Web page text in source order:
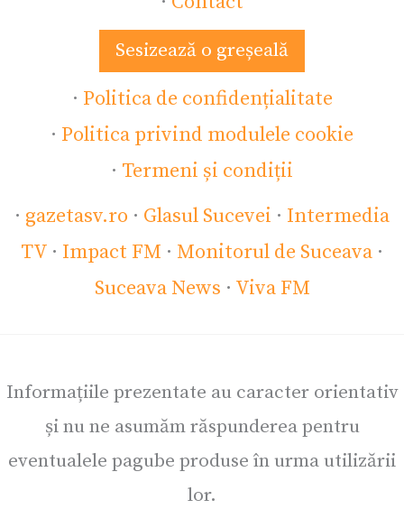
Sesizează o greșeală
· Politica de confidențialitate
· Politica privind modulele cookie
· Termeni și condiții
· gazetasv.ro · Glasul Sucevei · Intermedia
TV · Impact FM · Monitorul de Suceava ·
Suceava News · Viva FM
Informațiile prezentate au caracter orientativ
și nu ne asumăm răspunderea pentru
eventualele pagube produse în urma utilizării
lor.